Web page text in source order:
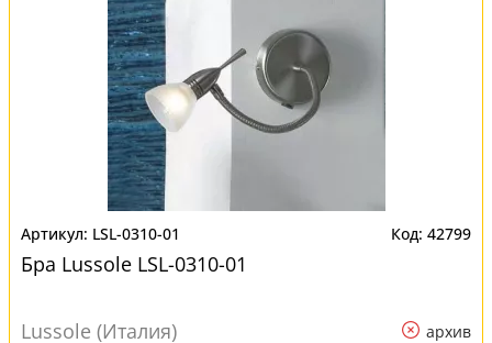
LSL-0310-01 42799
Бра Lussole LSL-0310-01
Lussole (Италия) архив